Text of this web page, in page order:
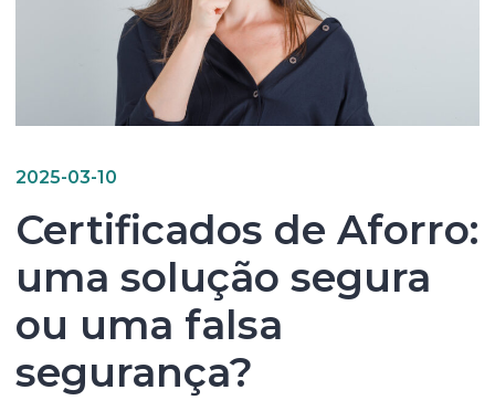
2025-03-10
Certificados de Aforro:
uma solução segura
ou uma falsa
segurança?